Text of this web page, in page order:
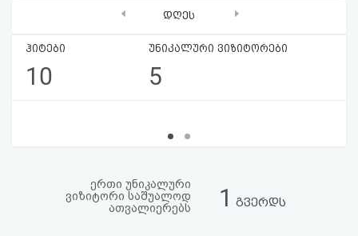
სალიცენზიო
დღეს
ჰიტები
10
უნიკალური ვიზიტორები
5
‹ ›
ერთი უნიკალური
ვიზიტორი საშუალოდ
ათვალიერებს
1 გვერდს